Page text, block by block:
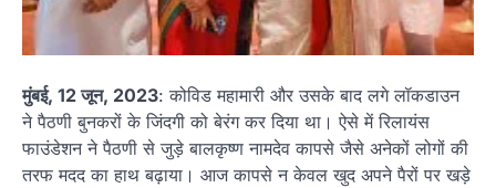
मुंबई, 12 जून, 2023: कोविड महामारी और उसके बाद लगे लॉकडाउन
ने पैठणी बुनकरों के जिंदगी को बेरंग कर दिया था। ऐसे में रिलायंस
फाउंडेशन ने पैठणी से जुड़े बालकृष्ण नामदेव कापसे जैसे अनेकों लोगों की
तरफ मदद का हाथ बढ़ाया। आज कापसे न केवल खुद अपने पैरों पर खड़े